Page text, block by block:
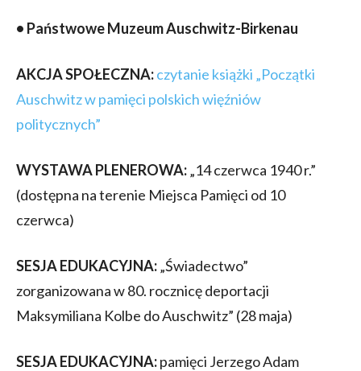
• Państwowe Muzeum Auschwitz-Birkenau
AKCJA SPOŁECZNA:czytanie książki „Początki
Auschwitz w pamięci polskich więźniów
politycznych”
WYSTAWA PLENEROWA:„14 czerwca 1940 r.”
(dostępna na terenie Miejsca Pamięci od 10
czerwca)
SESJA EDUKACYJNA:„Świadectwo”
zorganizowana w 80. rocznicę deportacji
Maksymiliana Kolbe do Auschwitz” (28 maja)
SESJA EDUKACYJNA:pamięci Jerzego Adam